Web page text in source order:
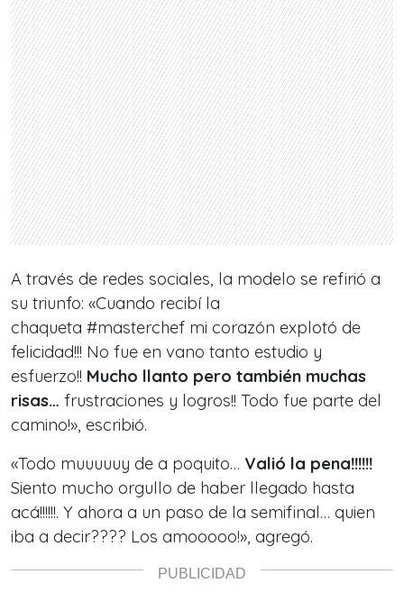
A través de redes sociales, la modelo se refirió a
su triunfo: «Cuando recibí la
chaqueta #masterchef mi corazón explotó de
felicidad!!! No fue en vano tanto estudio y
esfuerzo!! Mucho llanto pero también muchas
risas… frustraciones y logros!! Todo fue parte del
camino!», escribió.
«Todo muuuuuy de a poquito… Valió la pena!!!!!!
Siento mucho orgullo de haber llegado hasta
acá!!!!!!. Y ahora a un paso de la semifinal… quien
iba a decir???? Los amooooo!», agregó.